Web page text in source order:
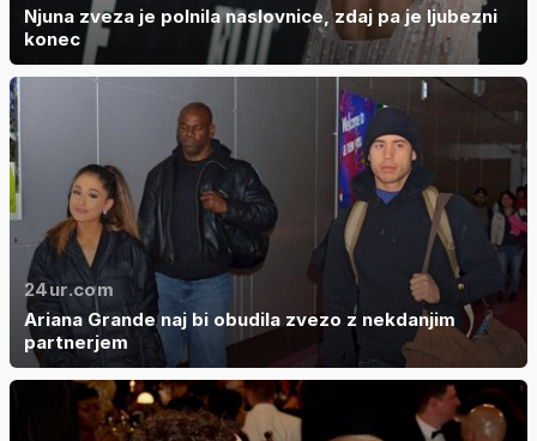
Njuna zveza je polnila naslovnice, zdaj pa je ljubezni
konec
24ur.com
Ariana Grande naj bi obudila zvezo z nekdanjim
partnerjem